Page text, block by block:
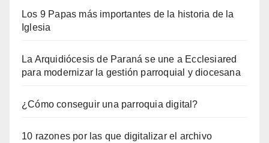
Los 9 Papas más importantes de la historia de la
Iglesia
La Arquidiócesis de Paraná se une a Ecclesiared
para modernizar la gestión parroquial y diocesana
¿Cómo conseguir una parroquia digital?
10 razones por las que digitalizar el archivo